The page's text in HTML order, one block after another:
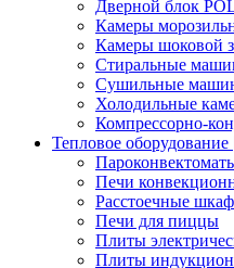
Дверной блок
Камеры
Камеры шоковой
Стиральные
Сушильные
Холодильные
Компрессорно-
Тепловое оборудование
Печи
Расстоечные
Печи для пиццы
Плиты
Плиты